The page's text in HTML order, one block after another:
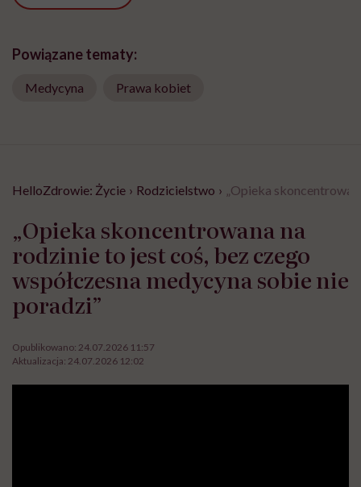
Powiązane tematy:
Medycyna Prawa kobiet
HelloZdrowie: Życie › Rodzicielstwo › „Opieka
„Opieka skoncentrowana na
rodzinie to jest coś, bez czego
współczesna medycyna sobie nie
poradzi”
Opublikowano: 24.07.2026 11:57
Aktualizacja: 24.07.2026 12:02